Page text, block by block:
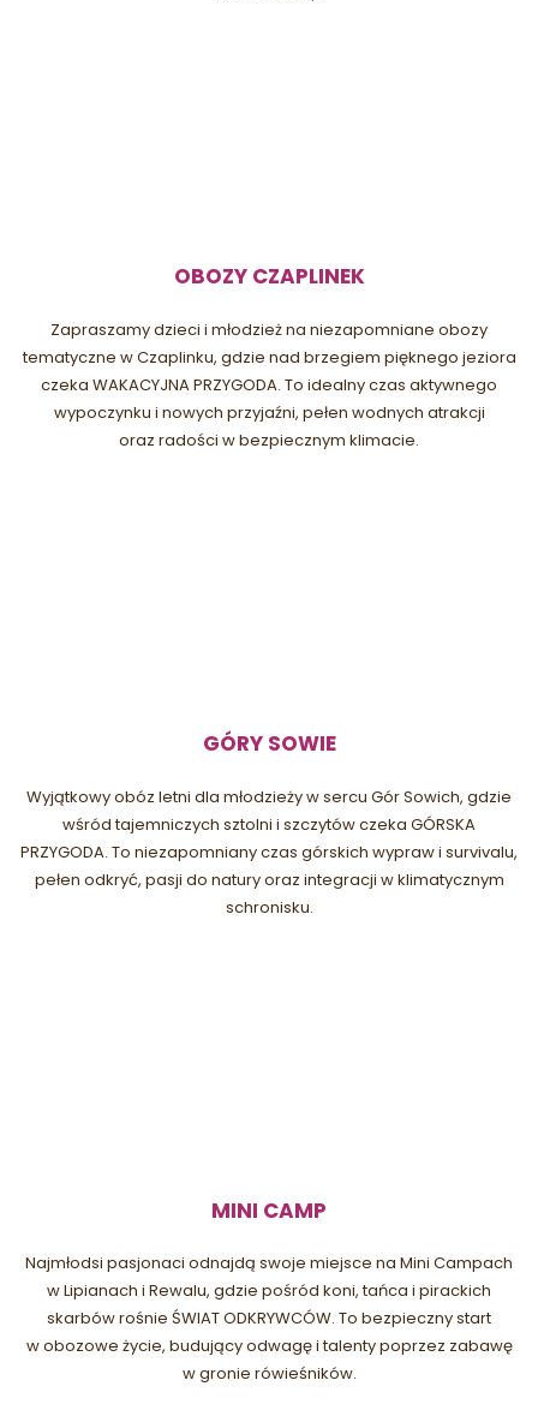
OBOZY CZAPLINEK
Zapraszamy dzieci i młodzież na niezapomniane obozy
tematyczne w Czaplinku, gdzie nad brzegiem pięknego jeziora
czeka WAKACYJNA PRZYGODA. To idealny czas aktywnego
wypoczynku i nowych przyjaźni, pełen wodnych atrakcji
oraz radości w bezpiecznym klimacie.
GÓRY SOWIE
Wyjątkowy obóz letni dla młodzieży w sercu Gór Sowich, gdzie
wśród tajemniczych sztolni i szczytów czeka GÓRSKA
PRZYGODA. To niezapomniany czas górskich wypraw i survivalu,
pełen odkryć, pasji do natury oraz integracji w klimatycznym
schronisku.
MINI CAMP
Najmłodsi pasjonaci odnajdą swoje miejsce na Mini Campach
w Lipianach i Rewalu, gdzie pośród koni, tańca i pirackich
skarbów rośnie ŚWIAT ODKRYWCÓW. To bezpieczny start
w obozowe życie, budujący odwagę i talenty poprzez zabawę
w gronie rówieśników.